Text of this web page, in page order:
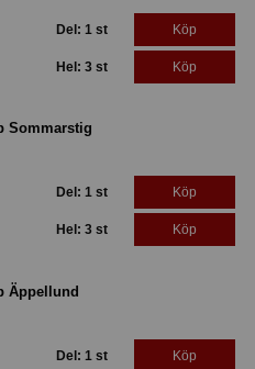
Del: 1 st Köp
Hel: 3 st Köp
Sommarstig
Del: 1 st Köp
Hel: 3 st Köp
Äppellund
Del: 1 st Köp